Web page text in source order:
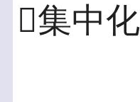
集中